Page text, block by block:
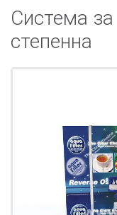
Система
степенна